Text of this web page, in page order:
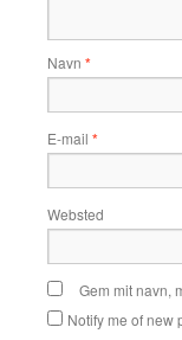
Navn *
E-mail *
Websted
Gem mit navn,
Notify me of new